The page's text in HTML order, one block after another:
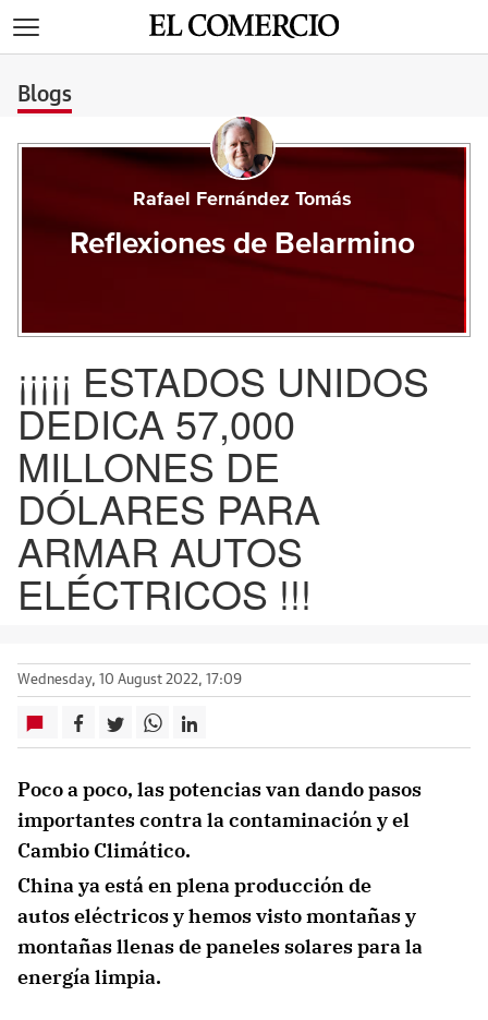
Blogs
Rafael Fernández Tomás
Reflexiones de Belarmino
¡¡¡¡¡ ESTADOS UNIDOS
DEDICA 57,000
MILLONES DE
DÓLARES PARA
ARMAR AUTOS
ELÉCTRICOS !!!
Wednesday, 10 August 2022, 17:09
Poco a poco, las potencias van dando pasos
importantes contra la contaminación y el
Cambio Climático.
China ya está en plena producción de
autoseléctricos y hemos visto montañas y
montañas llenas de paneles solares para la
energía limpia.